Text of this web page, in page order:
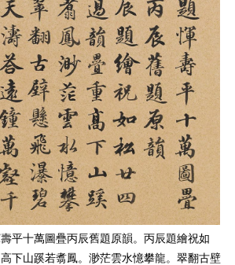
平十萬圖疊丙辰舊題原韻。丙辰題繪祝如
下山蹊若翥鳳。渺茫雲水憶攀龍。翠翻古壁